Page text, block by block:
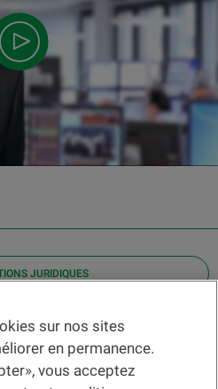
JURIDIQUES
une agence
Aide
sur nos sites
en permanence.
vous acceptez